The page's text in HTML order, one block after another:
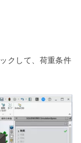
クして、荷重条件